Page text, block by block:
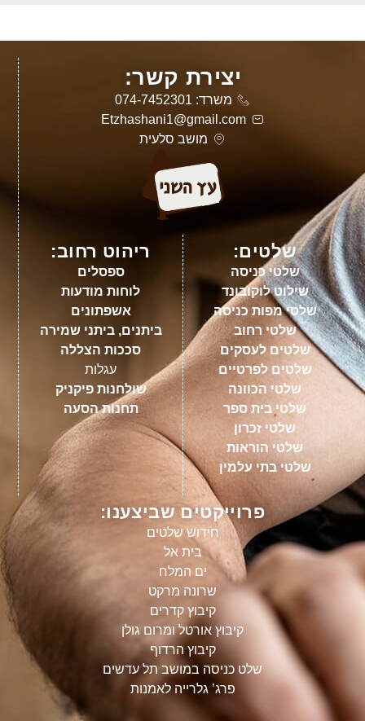
יצירת קשר:
משרד: 074-7452301
Etzhashani1@gmail.com
מושב סלעית
שלטים:
שלטי כניסה
שילוט לוקובונד
שלטי מפות כניסה
שלטי רחוב
שלטים לעסקים
שלטים לפרטיים
שלטי הכוונה
שלטי בית ספר
שלטי זכרון
שלטי הוראות
שלטי בתי עלמין
ריהוט רחוב:
ספסלים
לוחות מודעות
אשפתונים
ביתנים, ביתני שמירה
סככות הצללה
עגלות
שולחנות פיקניק
תחנות הסעה
פרוייקטים שביצענו:
חידוש שלטים
בית אל
ים המלח
שרונה מרקט
קיבוץ קדרים
קיבוץ אורטל ומרום גולן
קיבוץ הרדוף
שלט כניסה במושב תל עדשים
פרג’ גלרייה לאמנות